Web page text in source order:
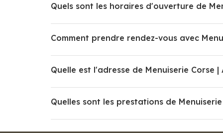
Quels sont les horaires d'ouverture de
Comment prendre rendez-vous avec
Quelle est l'adresse de Menuiserie Corse |
Quelles sont les prestations de